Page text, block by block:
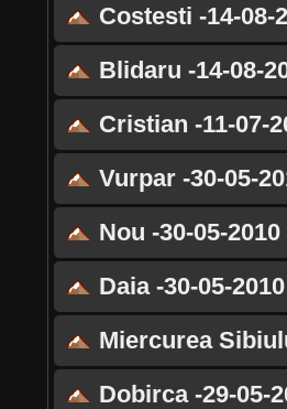
Costesti -14-08-
Blidaru -14-08-
Cristian -11-07-
Vurpar -30-05-
Nou -30-05-2010
Daia -30-05-2010
Miercurea
Dobirca -29-05-